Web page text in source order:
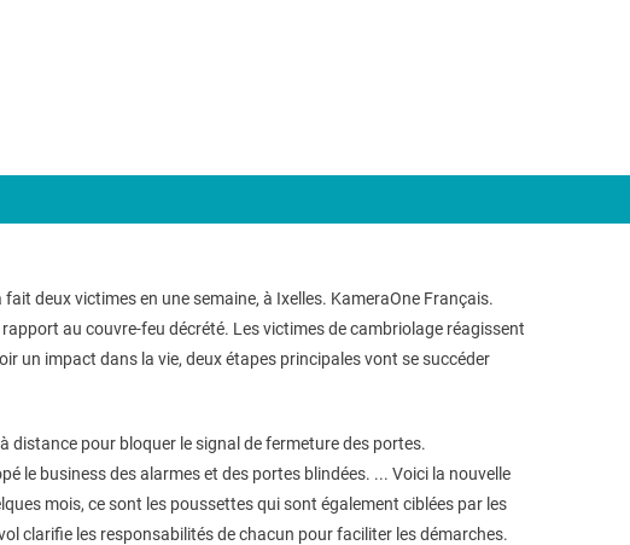
deux victimes en une semaine, à Ixelles. KameraOne Français.
au couvre-feu décrété. Les victimes de cambriolage réagissent
un impact dans la vie, deux étapes principales vont se succéder
distance pour bloquer le signal de fermeture des portes.
le business des alarmes et des portes blindées. ... Voici la nouvelle
mois, ce sont les poussettes qui sont également ciblées par les
clarifie les responsabilités de chacun pour faciliter les démarches.